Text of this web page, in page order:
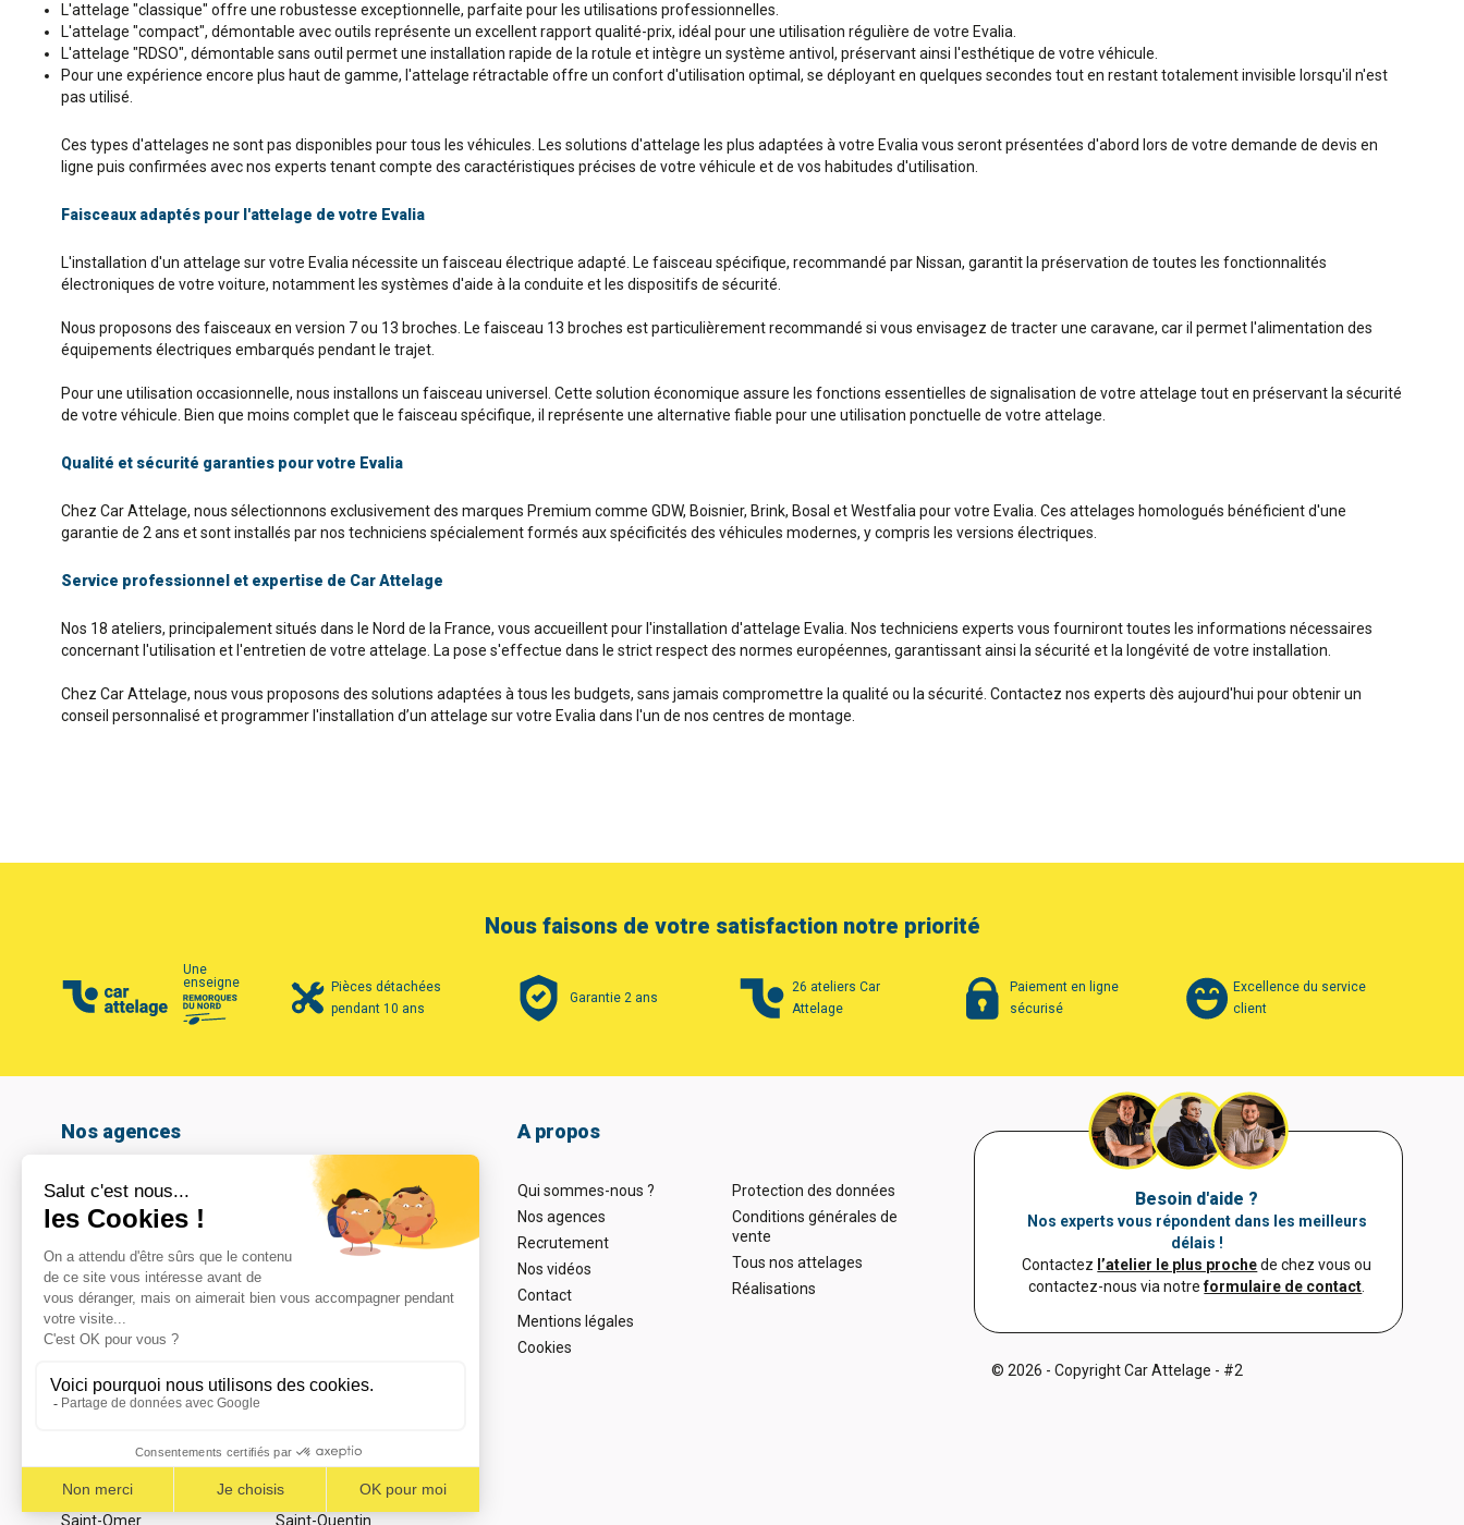
L'attelage "classique" offre une robustesse exceptionnelle, parfaite pour les utilisations professionnelles.
L'attelage "compact", démontable avec outils représente un excellent rapport qualité-prix, idéal pour une utilisation régulière de votre Evalia.
L'attelage "RDSO", démontable sans outil permet une installation rapide de la rotule et intègre un système antivol, préservant ainsi l'esthétique de votre véhicule.
Pour une expérience encore plus haut de gamme, l'attelage rétractable offre un confort d'utilisation optimal, se déployant en quelques secondes tout en restant totalement invisible lorsqu'il n'est
pas utilisé.
Ces types d'attelages ne sont pas disponibles pour tous les véhicules. Les solutions d'attelage les plus adaptées à votre Evalia vous seront présentées d'abord lors de votre demande de devis en
ligne puis confirmées avec nos experts tenant compte des caractéristiques précises de votre véhicule et de vos habitudes d'utilisation.
Faisceaux adaptés pour l'attelage de votre Evalia
L'installation d'un attelage sur votre Evalia nécessite un faisceau électrique adapté. Le faisceau spécifique, recommandé par Nissan, garantit la préservation de toutes les fonctionnalités
électroniques de votre voiture, notamment les systèmes d'aide à la conduite et les dispositifs de sécurité.
Nous proposons des faisceaux en version 7 ou 13 broches. Le faisceau 13 broches est particulièrement recommandé si vous envisagez de tracter une caravane, car il permet l'alimentation des
équipements électriques embarqués pendant le trajet.
Pour une utilisation occasionnelle, nous installons un faisceau universel. Cette solution économique assure les fonctions essentielles de signalisation de votre attelage tout en préservant la sécurité
de votre véhicule. Bien que moins complet que le faisceau spécifique, il représente une alternative fiable pour une utilisation ponctuelle de votre attelage.
Qualité et sécurité garanties pour votre Evalia
Chez Car Attelage, nous sélectionnons exclusivement des marques Premium comme GDW, Boisnier, Brink, Bosal et Westfalia pour votre Evalia. Ces attelages homologués bénéficient d'une
garantie de 2 ans et sont installés par nos techniciens spécialement formés aux spécificités des véhicules modernes, y compris les versions électriques.
Service professionnel et expertise de Car Attelage
Nos 18 ateliers, principalement situés dans le Nord de la France, vous accueillent pour l'installation d'attelage Evalia. Nos techniciens experts vous fourniront toutes les informations nécessaires
concernant l'utilisation et l'entretien de votre attelage. La pose s'effectue dans le strict respect des normes européennes, garantissant ainsi la sécurité et la longévité de votre installation.
Chez Car Attelage, nous vous proposons des solutions adaptées à tous les budgets, sans jamais compromettre la qualité ou la sécurité. Contactez nos experts dès aujourd'hui pour obtenir un
conseil personnalisé et programmer l'installation d’un attelage sur votre Evalia dans l'un de nos centres de montage.
Nous faisons de votre satisfaction notre priorité
Une
enseigne
Pièces détachées
pendant 10 ans
Garantie 2 ans
26 ateliers Car
Attelage
Paiement en ligne
sécurisé
Excellence du service
client
Nos agences
Amiens
Armentières
Arras
Beauvais
Boulogne-sur-mer
Calais
Cambrai
Coignières
Le Havre
Lomme
Noeux les mines
Noyelles-Godault
Reims – Croix Blandin
Reims – La Neuvillette
Saint-Omer
Saint-Quentin
A propos
Qui sommes-nous ?
Nos agences
Recrutement
Nos vidéos
Contact
Mentions légales
Cookies
Protection des données
Conditions générales de
vente
Tous nos attelages
Réalisations
Besoin d'aide ?
Nos experts vous répondent dans les meilleurs
délais !
Contactez l’atelier le plus prochede chez vous ou
contactez-nous via notreformulaire de contact.
© 2026 - Copyright Car Attelage - #2